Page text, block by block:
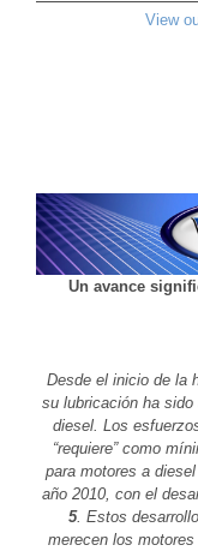
View
Un avance
Desde el inicio de la
su lubricación ha
diesel. Los
“requiere” como
para motores a
año 2010, con el
5. Estos
merecen los